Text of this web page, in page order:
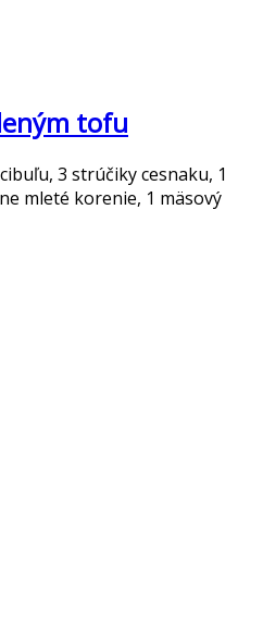
tofu
3 strúčiky cesnaku, 1
mleté korenie, 1 mäsový